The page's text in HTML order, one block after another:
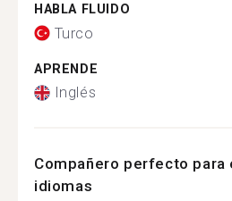
HABLA FLUIDO
Turco
APRENDE
Inglés
Compañero perfecto para
idiomas